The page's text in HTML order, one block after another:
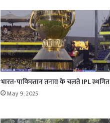
भारत-पाकिस्तान तनाव के चलते IPL स्थगित
May 9, 2025